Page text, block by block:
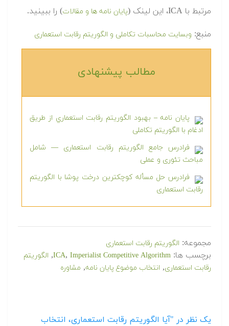
مرتبط با ICA، این لینک (
پایان نامه ها و مقالات) را ببینید.
منبع: وبسایت محاسبات تکاملی و الگوریتم رقابت استعماری
مطالب پیشنهادی‎
پایان نامه – بهبود الگوریتم رقابت استعماري از طریق
ادغام با الگوریتم تکاملی
فرادرس جامع الگوریتم رقابت استعماری — شامل
مباحث تئوری و عملی
فرادرس حل مسأله کوچکترین درخت پوشا با الگوریتم
رقابت استعماری
مجموعه: الگوریتم رقابت استعماری
برچسب ها: ICA, Imperialist Competitive Algorithm
, الگوریتم
رقابت استعماری, انتخاب موضوع پایان نامه, مشاوره
یک نظر در "آیا الگوریتم رقابت استعماری، انتخاب